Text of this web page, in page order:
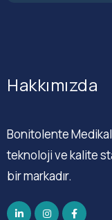
Hakkımızda
Bonitolente
teknoloji ve kalite
bir markadır.